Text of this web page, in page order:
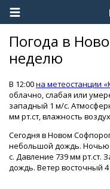
Погода в
неделю
В 12:00на метеостанции
облачно, слабая или
западный 1 м/с.
мм рт.ст, влажность
Сегодня в Новом
небольшой дождь. Ночью
с. Давление 739 мм рт.ст.
дождь. Ветер восточный